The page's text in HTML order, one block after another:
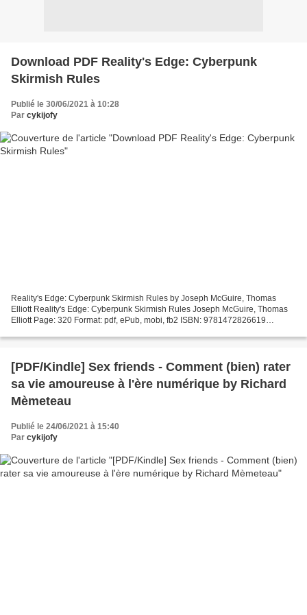
Download PDF Reality's Edge: Cyberpunk
Skirmish Rules
Publié le 30/06/2021 à 10:28
Par cykijofy
Reality's Edge: Cyberpunk Skirmish Rules by Joseph McGuire, Thomas
Elliott Reality's Edge: Cyberpunk Skirmish Rules Joseph McGuire, Thomas
Elliott Page: 320 Format: pdf, ePub, mobi, fb2 ISBN: 9781472826619
[PDF/Kindle] Sex friends - Comment (bien) rater
sa vie amoureuse à l'ère numérique by Richard
Mèmeteau
Publié le 24/06/2021 à 15:40
Par cykijofy